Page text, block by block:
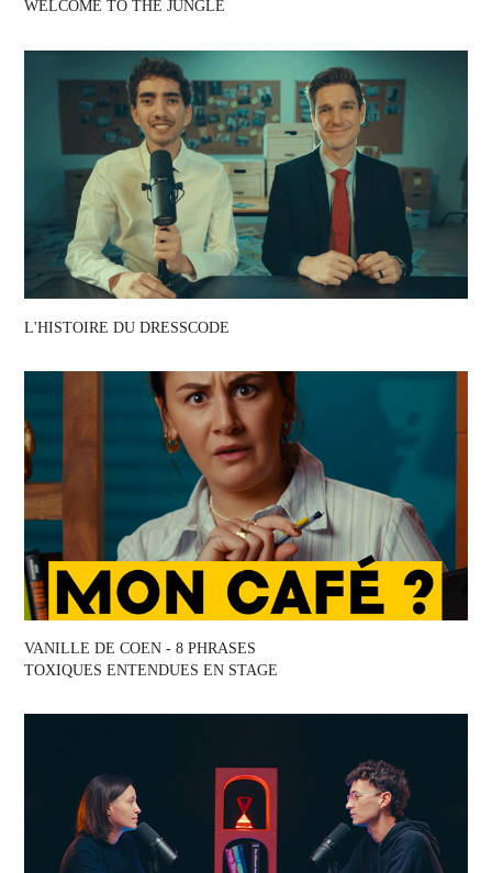
WELCOME TO THE JUNGLE
L'HISTOIRE DU DRESSCODE
VANILLE DE COEN - 8 PHRASES
TOXIQUES ENTENDUES EN STAGE